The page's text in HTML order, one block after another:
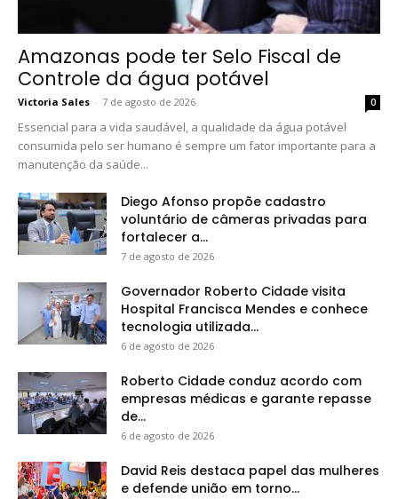
Amazonas pode ter Selo Fiscal de
Controle da água potável
Victoria Sales - 7 de agosto de 2026 0
Essencial para a vida saudável, a qualidade da água potável
consumida pelo ser humano é sempre um fator importante para a
manutenção da saúde...
Diego Afonso propõe cadastro
voluntário de câmeras privadas para
fortalecer a...
7 de agosto de 2026
Governador Roberto Cidade visita
Hospital Francisca Mendes e conhece
tecnologia utilizada...
6 de agosto de 2026
Roberto Cidade conduz acordo com
empresas médicas e garante repasse
de...
6 de agosto de 2026
David Reis destaca papel das mulheres
e defende união em torno...